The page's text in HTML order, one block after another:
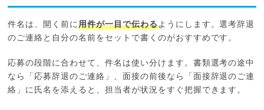
件名は、開く前に用件が一目で伝わるようにします。選考辞退
のご連絡と自分の名前をセットで書くのがおすすめです。
応募の段階に合わせて、件名は使い分けます。書類選考の途中
なら「応募辞退のご連絡」、面接の前後なら「面接辞退のご連
絡」に氏名を添えると、担当者が状況をすぐ把握できます。